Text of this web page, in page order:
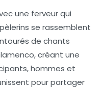
une ferveur qui
se rassemblent
de chants
créant une
hommes et
pour partager